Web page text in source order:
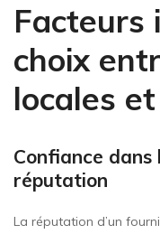
Facteurs
choix
locales
Confiance
réputation
La réputation d’un